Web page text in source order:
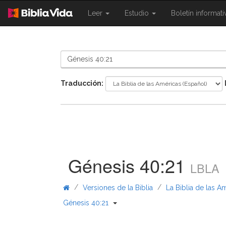
Leer
{{
Estudio
{{
Boletín
Traducción:
Génesis 40:21 LBLA
/ Versiones de la Biblia / La Biblia de las
Génesis 40:21
{{